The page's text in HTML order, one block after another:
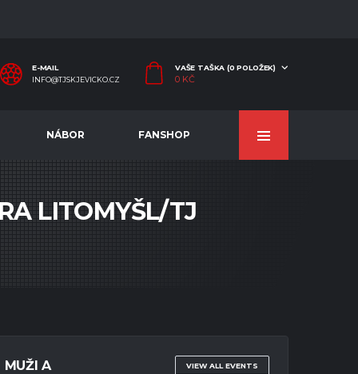
E-MAIL
INFO@TJSKJEVICKO.CZ
VAŠE TAŠKA (0 POLOŽEK)
0 KČ
NÁBOR FANSHOP
LITOMYŠL/TJ
MUŽI A VIEW ALL EVENTS